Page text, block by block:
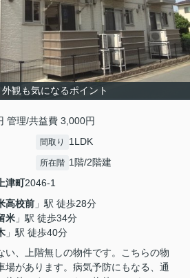
外観も気になるポイント
管理/共益費 3,000円
間取り 1LDK
所在階 1階/2階建
上津町2046-1
高校前 」駅 徒歩28分
米 」駅 徒歩34分
」駅 徒歩40分
い、上階無しの物件です。こちらの物
場があります。病気予防にもなる、通